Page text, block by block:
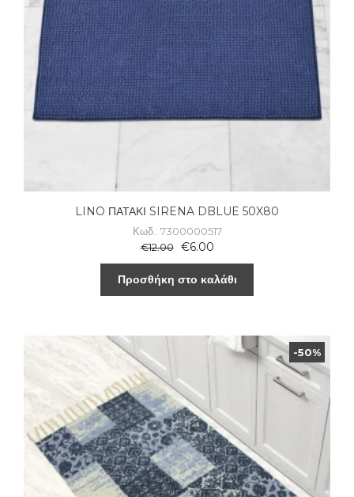
LINO ΠΑΤΑΚΙ SIRENA DBLUE 50X80
Κωδ.: 7300000517
€12.00 €6.00
Προσθήκη στο καλάθι
-50%